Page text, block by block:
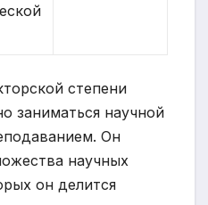
степени
заниматься научной
Он
научных
он делится